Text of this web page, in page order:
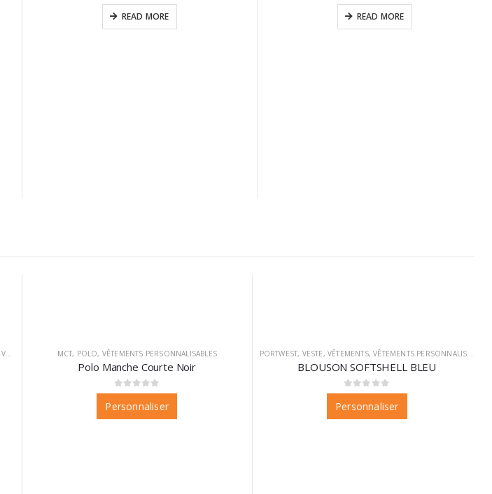
0sur 5
READ MORE
0sur 5
READ MORE
VÊTEMENTS VÊTEMENTS PERSONNALISABLES
MCT, POLO, VÊTEMENTS PERSONNALISABLES
Polo Manche Courte Noir
0sur 5
Personnaliser
PORTWEST, VESTE, VÊTEMENTS,VÊTEMENTS PERSONNALISABLES
BLOUSON SOFTSHELL BLEU
0sur 5
Personnaliser